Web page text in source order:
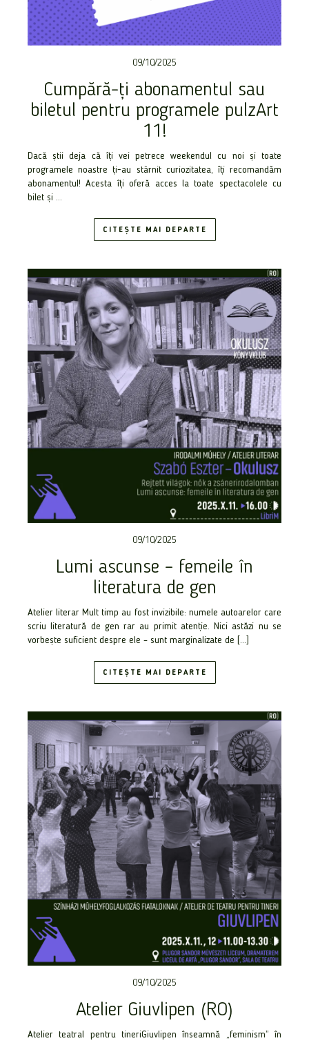
09/10/2025
Cumpără-ți abonamentul sau
biletul pentru programele pulzArt
11!
Dacă știi deja că îți vei petrece weekendul cu noi și toate
programele noastre ți-au stârnit curiozitatea, îți recomandăm
abonamentul! Acesta îți oferă acces la toate spectacolele cu
bilet și ...
CITEȘTE MAI DEPARTE
09/10/2025
Lumi ascunse – femeile în
literatura de gen
Atelier literar Mult timp au fost invizibile: numele autoarelor care
scriu literatură de gen rar au primit atenție. Nici astăzi nu se
vorbește suficient despre ele – sunt marginalizate de […]
CITEȘTE MAI DEPARTE
09/10/2025
Atelier Giuvlipen (RO)
Atelier teatral pentru tineriGiuvlipen înseamnă „feminism” în